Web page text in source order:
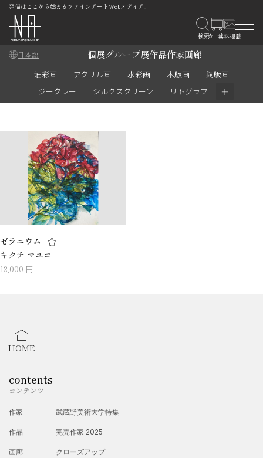
発信はここから始まるファインアートWebメディア。
日本語 個展グループ展作品作家画廊
油彩画 アクリル画 水彩画 木版画
銅版画
ジークレー
シルクスクリーン リトグラフ ＋
ゼラニウム
キクチ マユコ
12,000 円
HOME
contents
コンテンツ
作家
作品
画廊
武蔵野美術大学特集
完売作家 2025
クローズアップ